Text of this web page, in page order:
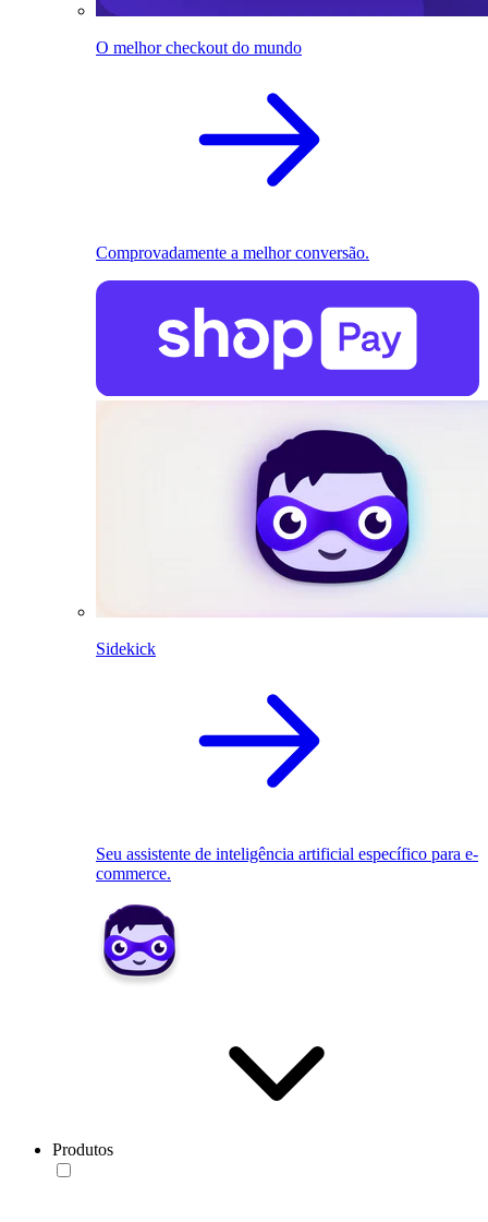
O melhor checkout do mundo
Comprovadamente a melhor conversão.
Sidekick
Seu assistente de inteligência artificial específico para e-
commerce.
Produtos